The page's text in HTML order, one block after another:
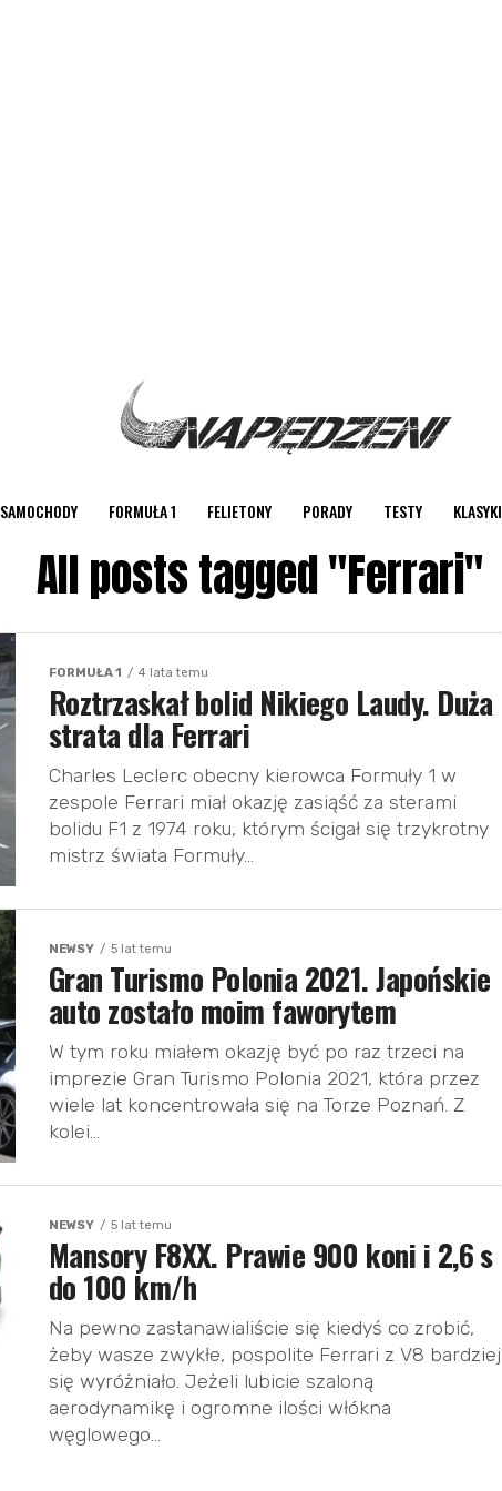
SAMOCHODY FORMUŁA 1 FELIETONY PORADY TESTY KLASYKI
All posts tagged "Ferrari"
FORMUŁA 1 4 lata temu
Roztrzaskał bolid Nikiego Laudy. Duża
strata dla Ferrari
Charles Leclerc obecny kierowca Formuły 1 w
zespole Ferrari miał okazję zasiąść za sterami
bolidu F1 z 1974 roku, którym ścigał się trzykrotny
mistrz świata Formuły...
NEWSY 5 lat temu
Gran Turismo Polonia 2021. Japońskie
auto zostało moim faworytem
W tym roku miałem okazję być po raz trzeci na
imprezie Gran Turismo Polonia 2021, która przez
wiele lat koncentrowała się na Torze Poznań. Z
kolei...
NEWSY 5 lat temu
Mansory F8XX. Prawie 900 koni i 2,6 s
do 100 km/h
Na pewno zastanawialiście się kiedyś co zrobić,
żeby wasze zwykłe, pospolite Ferrari z V8 bardziej
się wyróżniało. Jeżeli lubicie szaloną
aerodynamikę i ogromne ilości włókna
węglowego...